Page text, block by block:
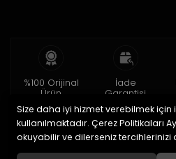
%100 Orijinal
Ürün
2 yıl garanti
İade
Garantisi
15 gün içinde
iade
Size daha iyi hizmet verebilmek
kullanılmaktadır. Çerez Politikaları
okuyabilir ve dilerseniz tercihlerinizi